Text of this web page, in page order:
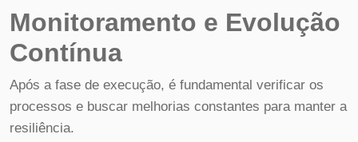
Monitoramento e Evolução
Contínua
Após a fase de execução, é fundamental verificar os
processos e buscar melhorias constantes para manter a
resiliência.